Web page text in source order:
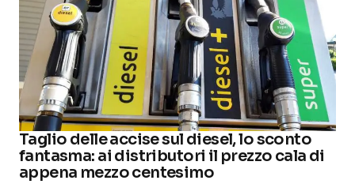
Taglio delle accise sul diesel, lo sconto
fantasma: ai distributori il prezzo cala di
appena mezzo centesimo